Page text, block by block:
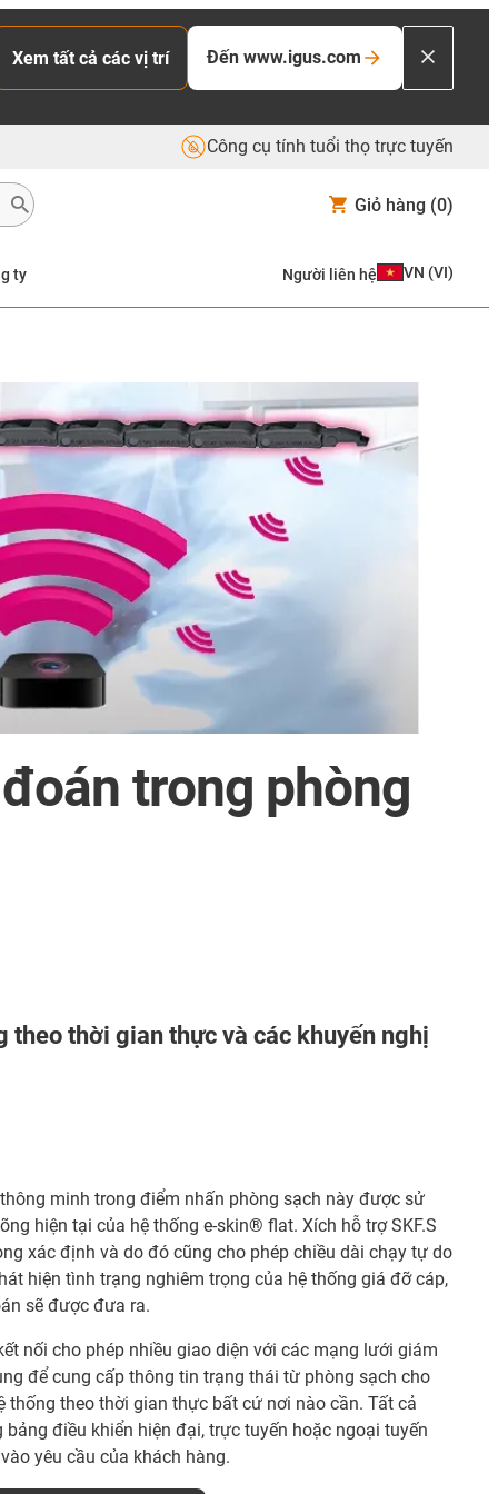
Xem tất cả các vị trí Đến www.igus.com
Công cụ tính tuổi thọ trực tuyến
Giỏ hàng (0)
ty Người liên hệ VN (VI)
trong phòng
thời gian thực và các khuyến nghị
thông minh trong điểm nhấn phòng sạch này được sử
hiện tại của hệ thống e-skin® flat. Xích hỗ trợ SKF.S
xác định và do đó cũng cho phép chiều dài chạy tự do
hiện tình trạng nghiêm trọng của hệ thống giá đỡ cáp,
sẽ được đưa ra.
nối cho phép nhiều giao diện với các mạng lưới giám
để cung cấp thông tin trạng thái từ phòng sạch cho
thống theo thời gian thực bất cứ nơi nào cần. Tất cả
điều khiển hiện đại, trực tuyến hoặc ngoại tuyến
yêu cầu của khách hàng.